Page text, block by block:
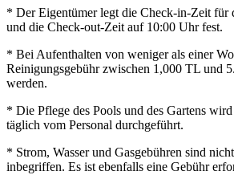
* Der Eigentümer legt die Check-in-Zeit
und die Check-out-Zeit auf 10:00 Uhr fest.
* Bei Aufenthalten von weniger als einer
Reinigungsgebühr zwischen 1,000 TL und
werden.
* Die Pflege des Pools und des Gartens
täglich vom Personal durchgeführt.
* Strom, Wasser und Gasgebühren sind
inbegriffen. Es ist ebenfalls eine Gebühr